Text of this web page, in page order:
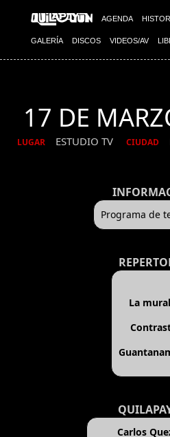
AGENDA
GALERÍA DISCOS VIDEOS/AV
17 DE
LUGAR ESTUDIO TV CIUDAD
Programa de
La
Carlos